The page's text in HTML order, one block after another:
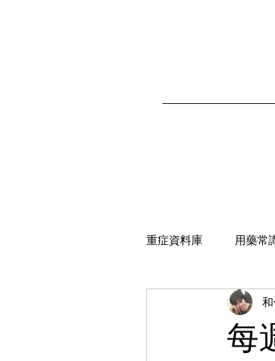
重症資料庫 用藥常
每